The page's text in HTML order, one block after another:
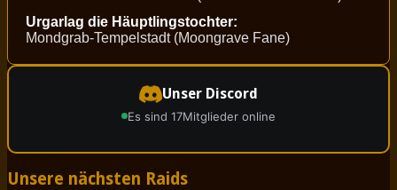
Urgarlag die Häuptlingstochter:
Mondgrab-Tempelstadt (Moongrave Fane)
Unser Discord
Es sind 17Mitglieder online
Unsere nächsten Raids